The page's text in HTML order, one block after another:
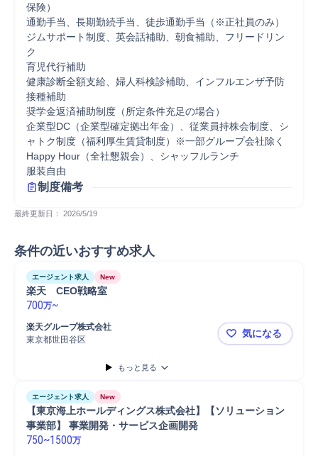
保険）
通勤手当、長期勤続手当、徒歩通勤手当（※正社員のみ）
ジムサポート制度、英会話補助、朝食補助、フリードリン
ク
育児代行補助
健康診断全額支給、婦人科検診補助、インフルエンザ予防
接種補助
奨学金返済補助制度（所定条件充足の場合）
企業型DC（企業型確定拠出年金）、従業員持株会制度、シ
ャトク制度（福利厚生賃貸制度）※一部グループ会社除く
Happy Hour（全社懇親会）、シャッフルランチ
服装自由
制度備考
最終更新日： 2026/5/19
条件の近いおすすめ求人
エージェント求人 New
楽天　CEO戦略室
700万~
楽天グループ株式会社
東京都世田谷区
楽天 CEO
気になる
もっと見る
エージェント求人 New
【東京海上ホールディングス株式会社】【ソリューション
事業部】 事業開発・サービス企画開発
750~1500万